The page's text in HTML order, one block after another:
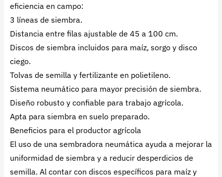
eficiencia en campo:
3 líneas de siembra.
Distancia entre filas ajustable de 45 a 100 cm.
Discos de siembra incluidos para maíz, sorgo y disco
ciego.
Tolvas de semilla y fertilizante en polietileno.
Sistema neumático para mayor precisión de siembra.
Diseño robusto y confiable para trabajo agrícola.
Apta para siembra en suelo preparado.
Beneficios para el productor agrícola
El uso de una sembradora neumática ayuda a mejorar la
uniformidad de siembra y a reducir desperdicios de
semilla. Al contar con discos específicos para maíz y